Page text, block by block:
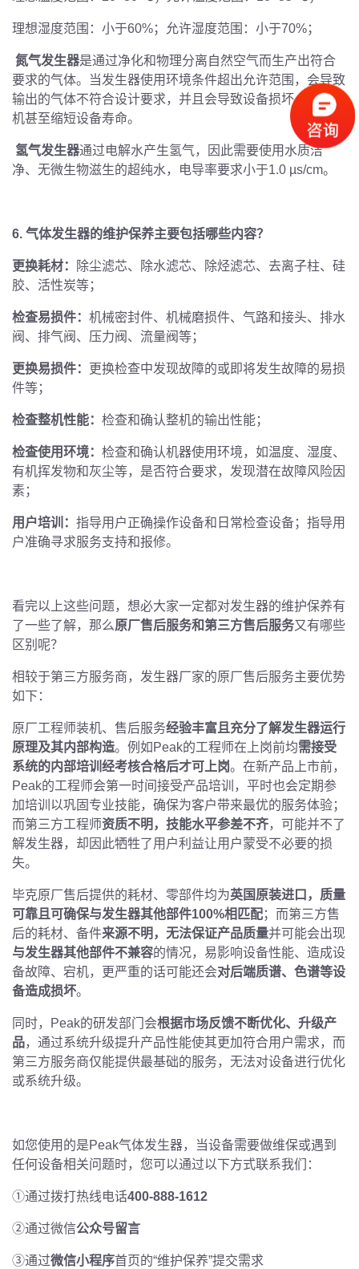
理想湿度范围：小于60%；允许湿度范围：小于70%；
氮气发生器是通过净化和物理分离自然空气而生产出符合
要求的气体。当发生器使用环境条件超出允许范围，会导致
输出的气体不符合设计要求，并且会导致设备损坏、意外停
机甚至缩短设备寿命。
氢气发生器通过电解水产生氢气，因此需要使用水质洁
净、无微生物滋生的超纯水，电导率要求小于1.0 µs/cm。
6. 气体发生器的维护保养主要包括哪些内容？
更换耗材：
除尘滤芯、除水滤芯、除烃滤芯、去离子柱、硅
胶、活性炭等；
检查易损件： 机械密封件、机械磨损件、气路和接头、排水
阀、排气阀、压力阀、流量阀等；
更换易损件：
更换检查中发现故障的或即将发生故障的易损
件等；
检查整机性能： 检查和确认整机的输出性能；
检查使用环境： 检查和确认机器使用环境，如温度、湿度、
有机挥发物和灰尘等，是否符合要求，发现潜在故障风险因
素；
用户培训： 指导用户正确操作设备和日常检查设备；指导用
户准确寻求服务支持和报修。
看完以上这些问题，想必大家一定都对发生器的维护保养有
了一些了解，那么原厂售后服务和第三方售后服务又有哪些
区别呢？
相较于第三方服务商，发生器厂家的原厂售后服务主要优势
如下：
原厂工程师装机、售后服务经验丰富且充分了解发生器运行
原理及其内部构造。例如 Peak的工程师在上岗前均需接受
系统的内部培训经考核合格后才可上岗。在新产品上市前，
Peak的工程师会第一时间接受产品培训，平时也会定期参
加培训以巩固专业技能，确保为客户带来最优的服务体验；
而第三方工程师资质不明，技能水平参差不齐，可能并不了
解发生器，却因此牺牲了用户利益让用户蒙受不必要的损
失。
毕克原厂售后提供的耗材、零部件均为英国原装进口，质量
可靠且可确保与发生器其他部件100%相匹配；而第三方售
后的耗材、备件来源不明，无法保证产品质量并可能会出现
与发生器其他部件不兼容的情况，易影响设备性能、造成设
备故障、宕机，更严重的话可能还会对后端质谱、色谱等设
备造成损坏。
同时， Peak的研发部门会根据市场反馈不断优化、升级产
品，通过系统升级提升产品性能使其更加符合用户需求，而
第三方服务商仅能提供最基础的服务，无法对设备进行优化
或系统升级。
如您使用的是Peak气体发生器，当设备需要做维保或遇到
任何设备相关问题时，您可以通过以下方式联系我们：
①通过拨打热线电话400-888-1612
②通过微信公众号留言
③通过微信小程序首页的“维护保养”提交需求